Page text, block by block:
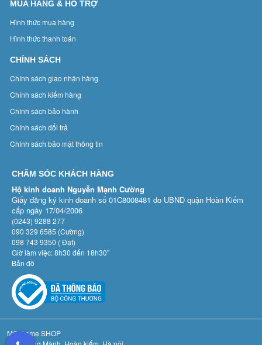
MUA HÀNG & HỖ TRỢ
Hình thức mua hàng
Hình thức thanh toán
CHÍNH SÁCH
Chính sách giao nhận hàng.
Chính sách kiểm hàng
Chính sách bảo hành
Chính sách đổi trả
Chính sách bảo mật thông tin
CHĂM SÓC KHÁCH HÀNG
Hộ kinh doanh Nguyễn Mạnh Cường
Giấy đăng ký kinh doanh số 01C8008481 do UBND quận Hoàn Kiếm
cấp ngày 17/04/2006
(0243) 9288 277
090 329 6585 (Cường)
098 743 9350 ( Đạt)
Giờ làm việc: 8h30 đến 18h30”
Bản đồ
MC Game SHOP